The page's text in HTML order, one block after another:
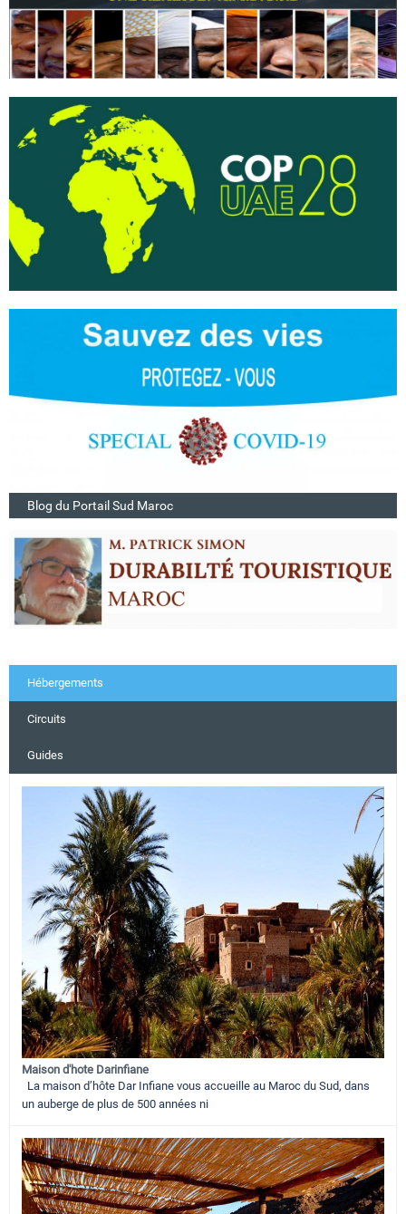
Blog du Portail Sud Maroc
Hébergements
Circuits
Guides
Maison d'hote Darinfiane
La maison d’hôte Dar Infiane vous accueille au Maroc du Sud, dans
un auberge de plus de 500 années ni